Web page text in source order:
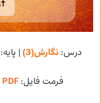
درس: نگارش(3) | پایه:
فرمت فایل:PDF